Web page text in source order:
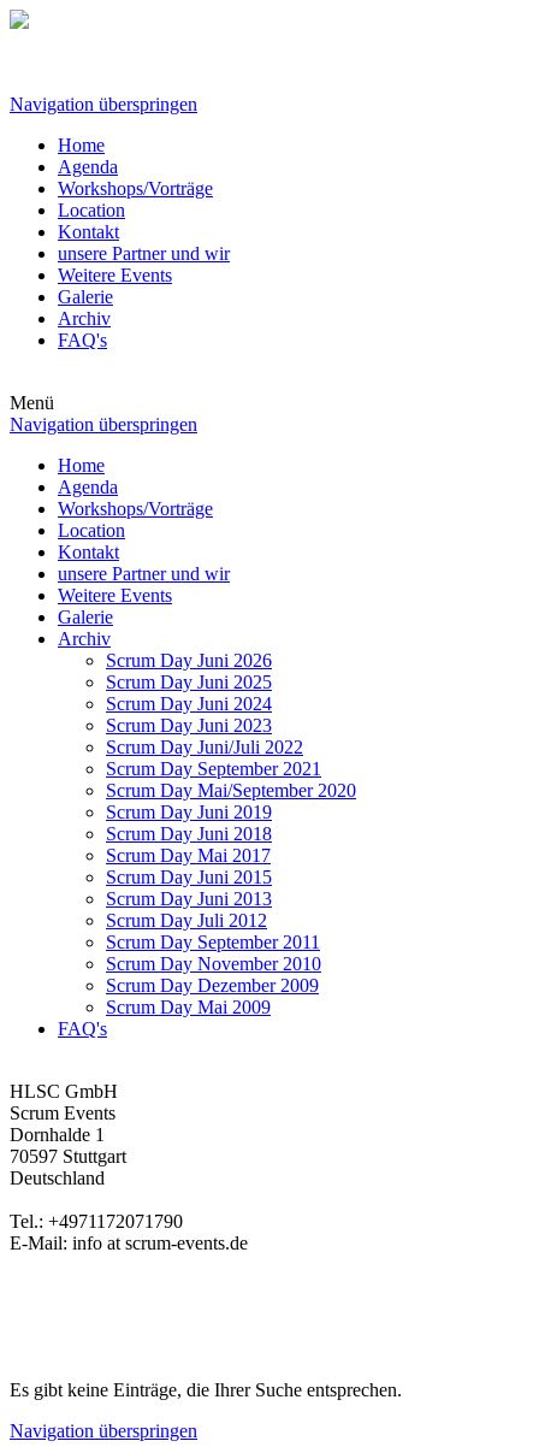
Navigation überspringen
Home
Agenda
Workshops/Vorträge
Location
Kontakt
unsere Partner und wir
Weitere Events
Galerie
Archiv
FAQ's
Menü
Navigation überspringen
Home
Agenda
Workshops/Vorträge
Location
Kontakt
unsere Partner und wir
Weitere Events
Galerie
Archiv
Scrum Day Juni 2026
Scrum Day Juni 2025
Scrum Day Juni 2024
Scrum Day Juni 2023
Scrum Day Juni/Juli 2022
Scrum Day September 2021
Scrum Day Mai/September 2020
Scrum Day Juni 2019
Scrum Day Juni 2018
Scrum Day Mai 2017
Scrum Day Juni 2015
Scrum Day Juni 2013
Scrum Day Juli 2012
Scrum Day September 2011
Scrum Day November 2010
Scrum Day Dezember 2009
Scrum Day Mai 2009
FAQ's
HLSC GmbH
Scrum Events
Dornhalde 1
70597 Stuttgart
Deutschland
Tel.: +4971172071790
E-Mail: info at scrum-events.de
Es gibt keine Einträge, die Ihrer Suche entsprechen.
Navigation überspringen